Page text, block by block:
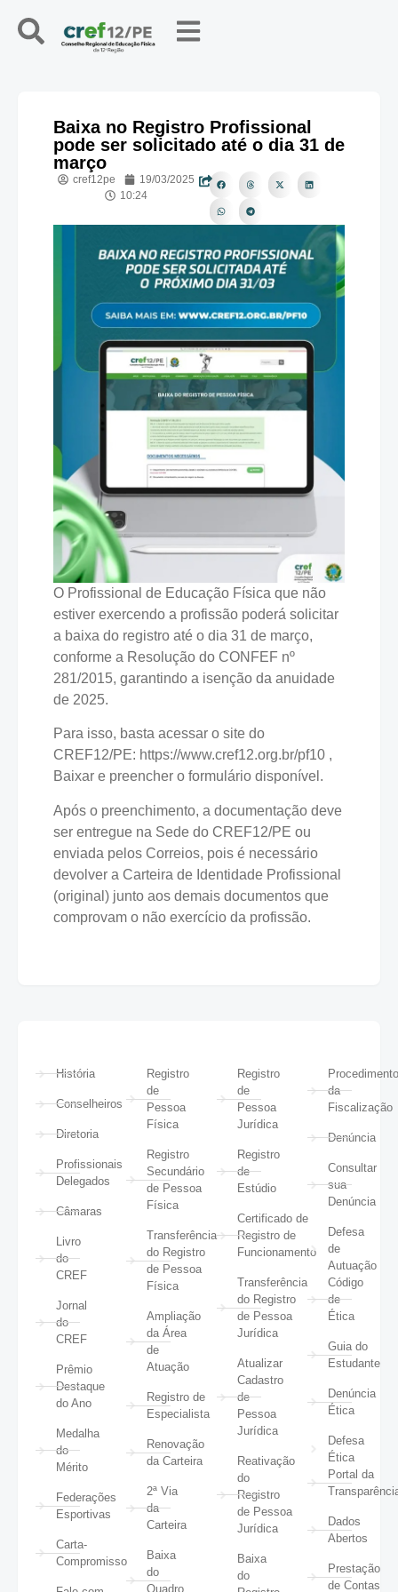
Baixa no Registro Profissional
pode ser solicitado até o dia 31 de
março
cref12pe
19/03/2025
10:24
O Profissional de Educação Física que não
estiver exercendo a profissão poderá solicitar
a baixa do registro até o dia 31 de março,
conforme a Resolução do CONFEF nº
281/2015, garantindo a isenção da anuidade
de 2025.
Para isso, basta acessar o site do
CREF12/PE: https://www.cref12.org.br/pf10 ,
Baixar e preencher o formulário disponível.
Após o preenchimento, a documentação deve
ser entregue na Sede do CREF12/PE ou
enviada pelos Correios, pois é necessário
devolver a Carteira de Identidade Profissional
(original) junto aos demais documentos que
comprovam o não exercício da profissão.
História
Conselheiros
Diretoria
Profissionais
Delegados
Câmaras
Livro
do
CREF
Jornal
do
CREF
Prêmio
Destaque
do Ano
Medalha
do
Mérito
Federações
Esportivas
Carta-
Compromisso
Registro
de
Pessoa
Física
Registro
Secundário
de Pessoa
Física
Transferência
do Registro
de Pessoa
Física
Ampliação
da Área
de
Atuação
Registro de
Especialista
Renovação
da Carteira
2ª Via
da
Carteira
Baixa
do
Quadro
Registro
de
Pessoa
Jurídica
Registro
de
Estúdio
Certificado de
Registro de
Funcionamento
Transferência
do Registro
de Pessoa
Jurídica
Atualizar
Cadastro
de
Pessoa
Jurídica
Reativação
do
Registro
de Pessoa
Jurídica
Baixa
do
da
Fiscalização
Denúncia
Consultar
sua
Denúncia
Defesa
de
Autuação
Código
de
Ética
Guia do
Estudante
Denúncia
Ética
Defesa
Ética
Portal da
Dados
Abertos
Prestação
de Contas